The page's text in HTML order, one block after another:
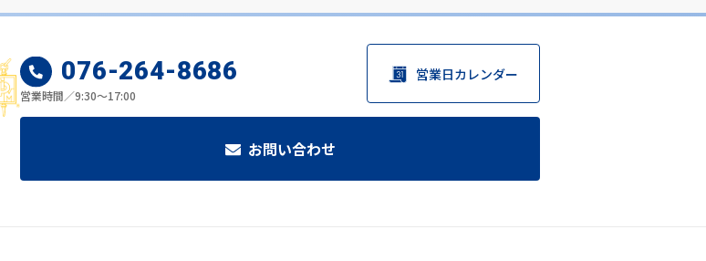
076-264-8686
営業時間／9:30～17:00
営業日カレンダー
お問い合わせ